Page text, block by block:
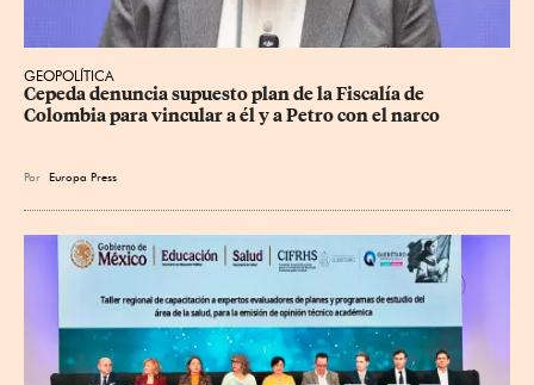
GEOPOLÍTICA
Cepeda denuncia supuesto plan de la Fiscalía de
Colombia para vincular a él y a Petro con el narco
Por Europa Press